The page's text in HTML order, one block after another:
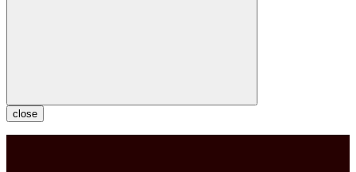
close